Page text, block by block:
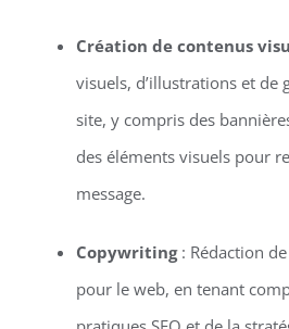
Création de contenus
visuels, d’illustrations et de
site, y compris des
des éléments visuels pour
message.
Copywriting: Rédaction
pour le web, en tenant